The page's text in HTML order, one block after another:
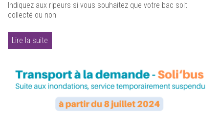
Indiquez aux ripeurs si vous souhaitez que votre bac soit
collecté ou non
Lire la suite